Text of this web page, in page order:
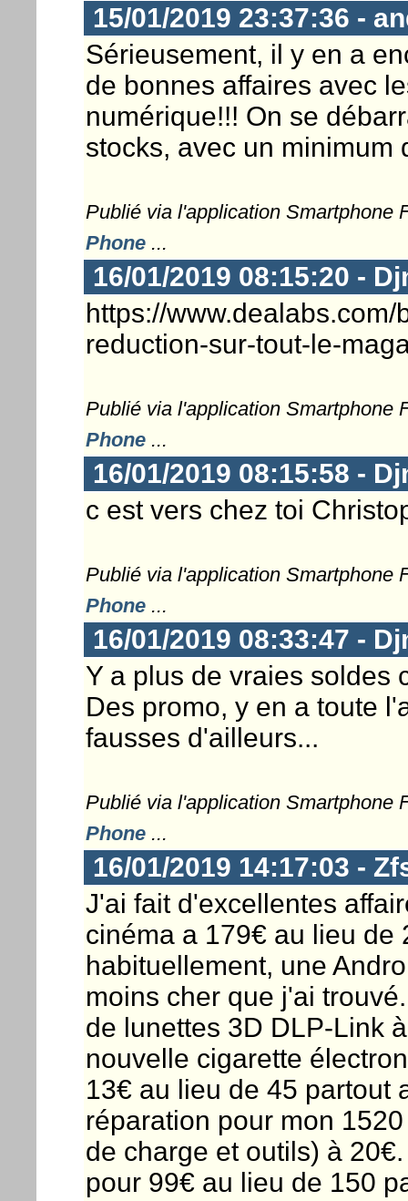
15/01/2019 23:37:36 -
Sérieusement, il y en a
de bonnes affaires avec
numérique!!! On se
stocks, avec un minimum
Publié via l'application Smartphone
Phone...
16/01/2019 08:15:20 -
https://
reduction-sur-tout-le-
Publié via l'application Smartphone
Phone...
16/01/2019 08:15:58 -
c est vers chez toi
Publié via l'application Smartphone
Phone...
16/01/2019 08:33:47 -
Y a plus de vraies soldes
Des promo, y en a toute
fausses d'ailleurs...
Publié via l'application Smartphone
Phone...
16/01/2019 14:17:03 -
J'ai fait d'excellentes
cinéma a 179€ au lieu de
habituellement, une
moins cher que j'ai
de lunettes 3D DLP-Link
nouvelle cigarette
13€ au lieu de 45 partout
réparation pour mon
de charge et outils) à
pour 99€ au lieu de 150